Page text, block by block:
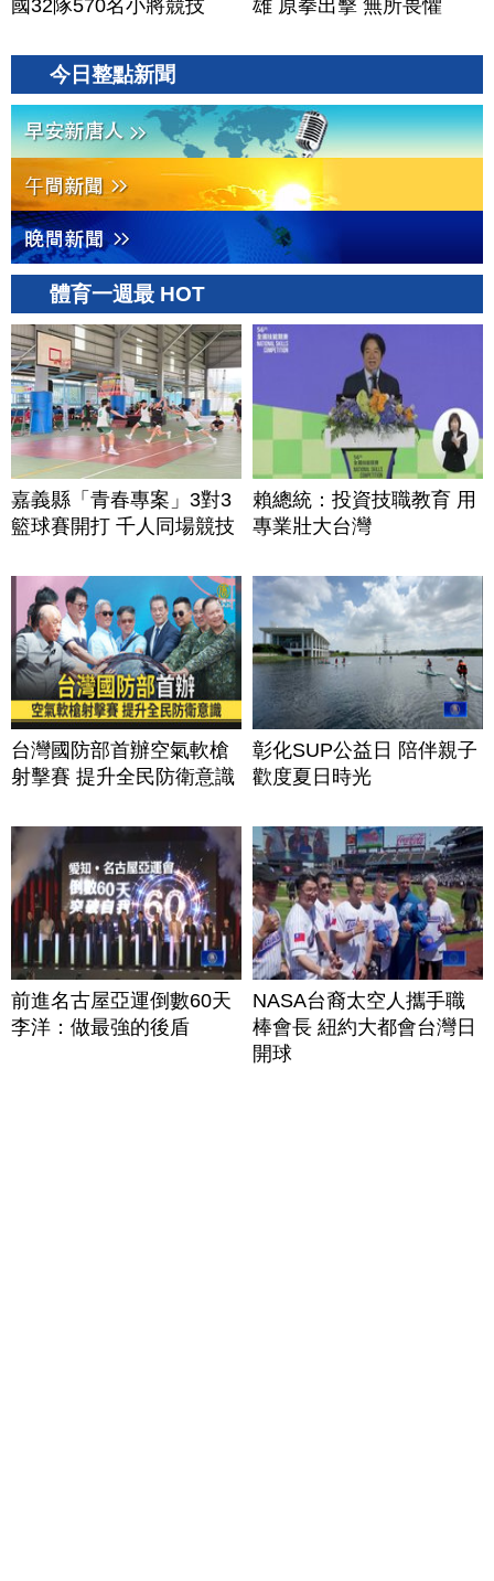
國32隊570名小將競技
雄 原拳出擊 無所畏懼
今日整點新聞
體育一週最 HOT
嘉義縣「青春專案」3對3
籃球賽開打 千人同場競技
賴總統：投資技職教育 用
專業壯大台灣
台灣國防部首辦空氣軟槍
射擊賽 提升全民防衛意識
彰化SUP公益日 陪伴親子
歡度夏日時光
前進名古屋亞運倒數60天
李洋：做最強的後盾
NASA台裔太空人攜手職
棒會長 紐約大都會台灣日
開球